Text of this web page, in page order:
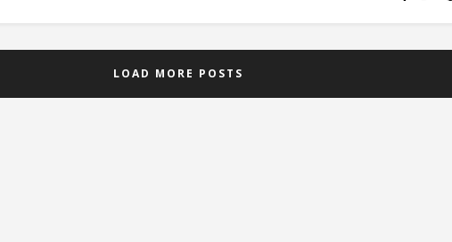
LOAD MORE POSTS